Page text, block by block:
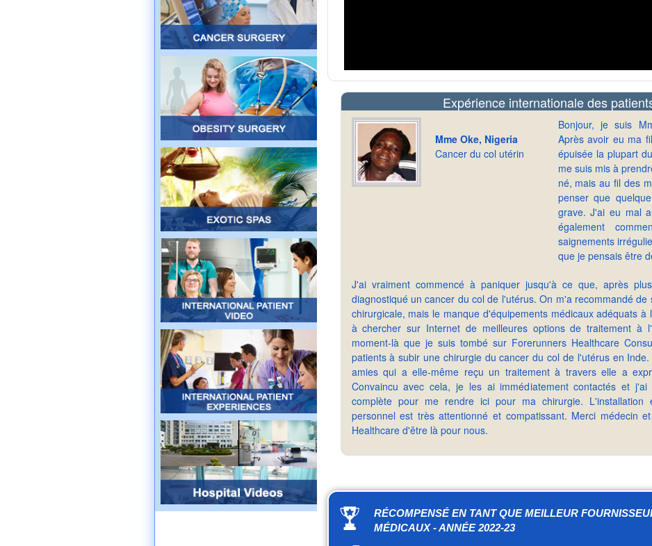
Expérience internationale des
Mme Oke, Nigeria
Cancer du col utérin
Bonjour, je suis
Après avoir eu ma
épuisée la plupart
me suis mis à
né, mais au fil des
penser que
grave. J'ai eu mal
également
saignements
que je pensais être
J'ai vraiment commencé à paniquer jusqu'à ce que, après
diagnostiqué un cancer du col de l'utérus. On m'a recommandé de
chirurgicale, mais le manque d'équipements médicaux adéquats à
à chercher sur Internet de meilleures options de traitement à
moment-là que je suis tombé sur Forerunners Healthcare
patients à subir une chirurgie du cancer du col de l'utérus en
amies qui a elle-même reçu un traitement à travers elle a
Convaincu avec cela, je les ai immédiatement contactés et j'ai
complète pour me rendre ici pour ma chirurgie. L'installation
personnel est très attentionné et compatissant. Merci médecin
Healthcare d'être là pour nous.
RÉCOMPENSÉ EN TANT QUE MEILLEUR
MÉDICAUX - ANNÉE 2022-23